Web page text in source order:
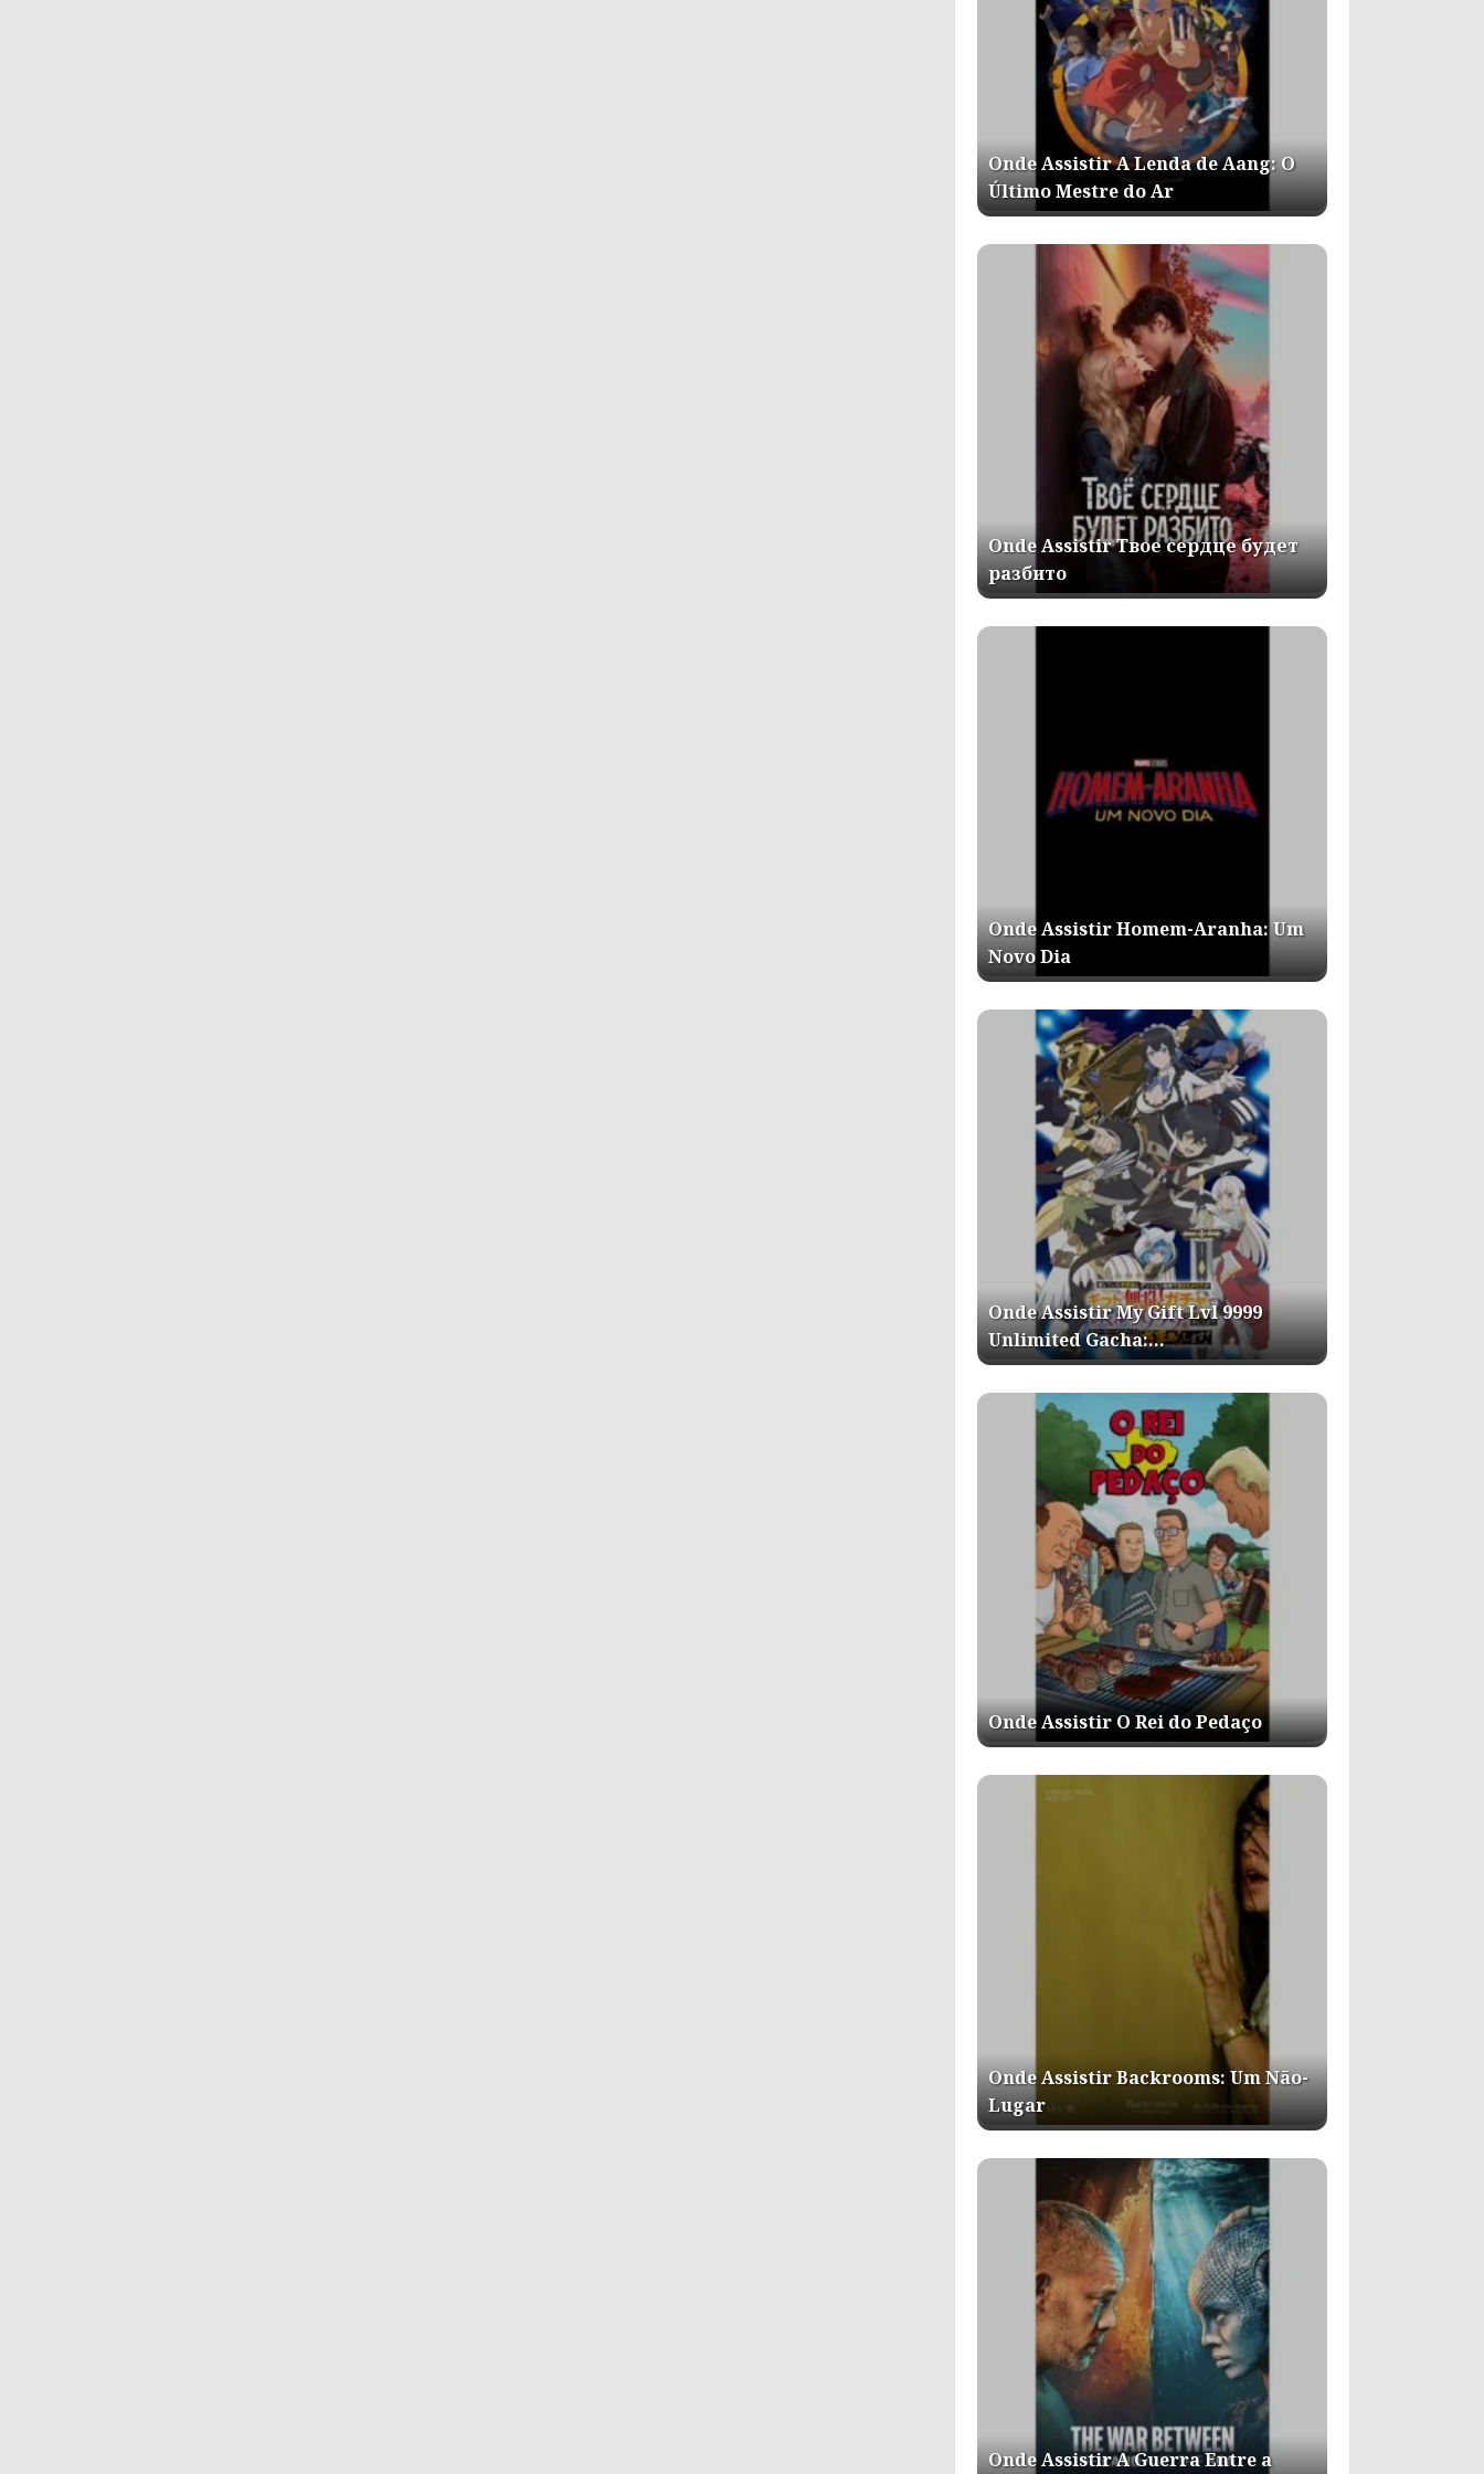
Onde Assistir A Lenda de Aang: O
Último Mestre do Ar
Onde Assistir Твое сердце будет
разбито
Onde Assistir Homem-Aranha: Um
Novo Dia
Onde Assistir My Gift Lvl 9999
Unlimited Gacha:…
Onde Assistir O Rei do Pedaço
Onde Assistir Backrooms: Um Não-
Lugar
Onde Assistir A Guerra Entre a